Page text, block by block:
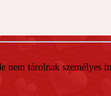
nem tárolnak személyes